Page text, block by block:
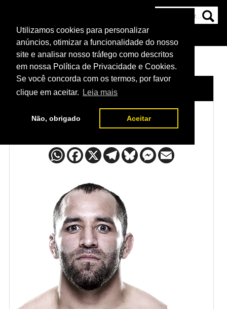
Utilizamos cookies para personalizar
anúncios, otimizar a funcionalidade do nosso
site e analisar nosso tráfego como descritos
em nossa Política de Privacidade e Cookies.
Se você concorda com os termos, por favor
clique em aceitar.
Leia mais
Não, obrigado Aceitar
NOTÍCIAS
HOME LUTADORES /
Ernest Chavez